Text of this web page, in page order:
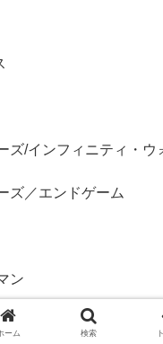
ズ/インフィニティ・ウ
ズ／エンドゲーム
ン
ーム 検索